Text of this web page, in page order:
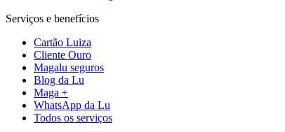
Serviços e benefícios
Cartão Luiza
Cliente Ouro
Magalu seguros
Blog da Lu
Maga +
WhatsApp da Lu
Todos os serviços